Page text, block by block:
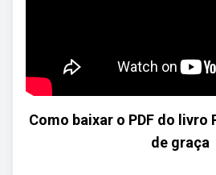
Como baixar o PDF do livro
de graça